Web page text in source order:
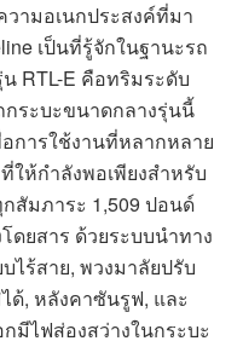
วามอเนกประสงค์ที่มา
เป็นที่รู้จักในฐานะรถ
RTL-E คือทริมระดับ
ระบะขนาดกลางรุ่นนี้
การใช้งานที่หลากหลาย
ให้กำลังพอเพียงสำหรับ
สัมภาระ 1,509 ปอนด์
ดยสาร ด้วยระบบนำทาง
ไร้สาย, พวงมาลัยปรับ
, หลังคาซันรูฟ, และ
มีไฟส่องสว่างในกระบะ